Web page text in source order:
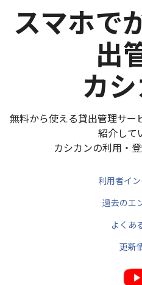
スマホで
出
カ
無料から使える貸出管理サー
紹介して
カシカンの利用・
利用者イ
過去のエ
よくあ
更新